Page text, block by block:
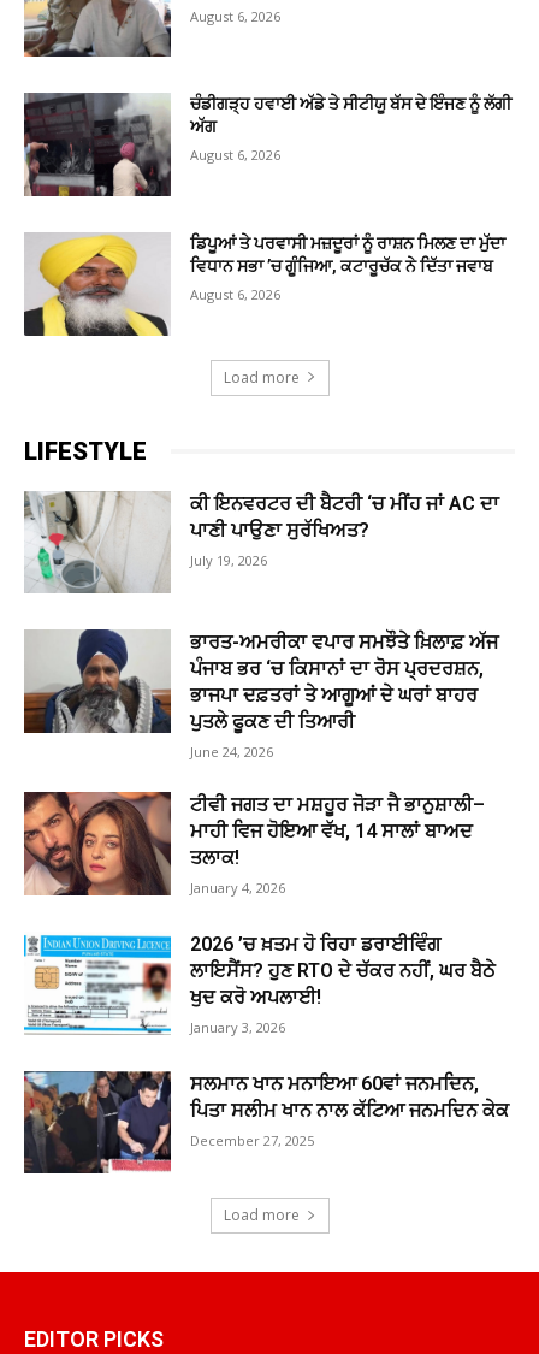
August 6, 2026
ਚੰਡੀਗੜ੍ਹ ਹਵਾਈ ਅੱਡੇ ਤੇ ਸੀਟੀਯੂ ਬੱਸ ਦੇ ਇੰਜਣ ਨੂੰ ਲੱਗੀ
ਅੱਗ
August 6, 2026
ਡਿਪੂਆਂ ਤੇ ਪਰਵਾਸੀ ਮਜ਼ਦੂਰਾਂ ਨੂੰ ਰਾਸ਼ਨ ਮਿਲਣ ਦਾ ਮੁੱਦਾ
ਵਿਧਾਨ ਸਭਾ ’ਚ ਗੂੰਜਿਆ, ਕਟਾਰੂਚੱਕ ਨੇ ਦਿੱਤਾ ਜਵਾਬ
August 6, 2026
Load more
LIFESTYLE
ਕੀ ਇਨਵਰਟਰ ਦੀ ਬੈਟਰੀ ‘ਚ ਮੀਂਹ ਜਾਂ AC ਦਾ
ਪਾਣੀ ਪਾਉਣਾ ਸੁਰੱਖਿਅਤ?
July 19, 2026
ਭਾਰਤ-ਅਮਰੀਕਾ ਵਪਾਰ ਸਮਝੌਤੇ ਖ਼ਿਲਾਫ਼ ਅੱਜ
ਪੰਜਾਬ ਭਰ ‘ਚ ਕਿਸਾਨਾਂ ਦਾ ਰੋਸ ਪ੍ਰਦਰਸ਼ਨ,
ਭਾਜਪਾ ਦਫ਼ਤਰਾਂ ਤੇ ਆਗੂਆਂ ਦੇ ਘਰਾਂ ਬਾਹਰ
ਪੁਤਲੇ ਫੂਕਣ ਦੀ ਤਿਆਰੀ
June 24, 2026
ਟੀਵੀ ਜਗਤ ਦਾ ਮਸ਼ਹੂਰ ਜੋੜਾ ਜੈ ਭਾਨੁਸ਼ਾਲੀ–
ਮਾਹੀ ਵਿਜ ਹੋਇਆ ਵੱਖ, 14 ਸਾਲਾਂ ਬਾਅਦ
ਤਲਾਕ!
January 4, 2026
2026 ’ਚ ਖ਼ਤਮ ਹੋ ਰਿਹਾ ਡਰਾਈਵਿੰਗ
ਲਾਇਸੈਂਸ? ਹੁਣ RTO ਦੇ ਚੱਕਰ ਨਹੀਂ, ਘਰ ਬੈਠੇ
ਖੁਦ ਕਰੋ ਅਪਲਾਈ!
January 3, 2026
ਸਲਮਾਨ ਖਾਨ ਮਨਾਇਆ 60ਵਾਂ ਜਨਮਦਿਨ,
ਪਿਤਾ ਸਲੀਮ ਖਾਨ ਨਾਲ ਕੱਟਿਆ ਜਨਮਦਿਨ ਕੇਕ
December 27, 2025
Load more
EDITOR PICKS